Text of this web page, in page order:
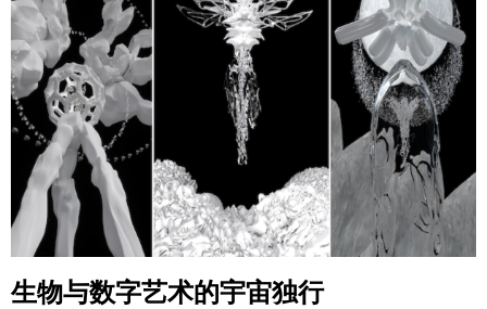
生物与数字艺术的宇宙独行